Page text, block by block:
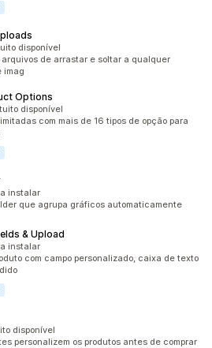
disponível
de arrastar e soltar a qualquer
imag
Options
disponível
com mais de 16 tipos de opção para
instalar
que agrupa gráficos automaticamente
& Upload
instalar
com campo personalizado, caixa de texto
disponível
personalizem os produtos antes de comprar